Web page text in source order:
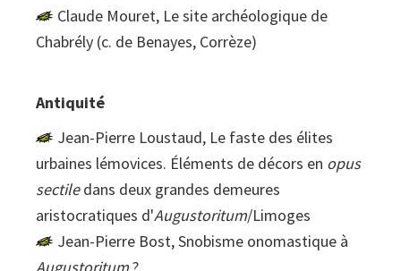
Claude Mouret, Le site archéologique de
Chabrély (c. de Benayes, Corrèze)
Antiquité
Jean-Pierre Loustaud, Le faste des élites
urbaines lémovices. Éléments de décors en opus
sectiledans deux grandes demeures
aristocratiques d'Augustoritum/Limoges
Jean-Pierre Bost, Snobisme onomastique à